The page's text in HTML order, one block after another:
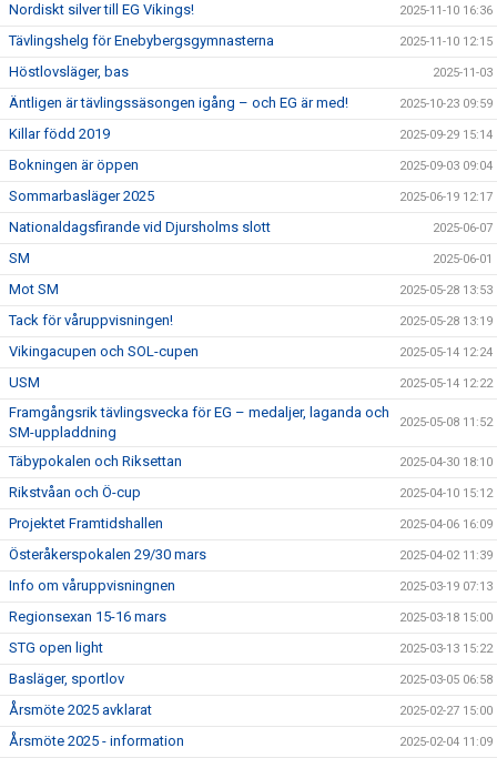
Nordiskt silver till EG Vikings! 2025-11-10 16:36
Tävlingshelg för Enebybergsgymnasterna 2025-11-10 12:15
Höstlovsläger, bas 2025-11-03
Äntligen är tävlingssäsongen igång – och EG är med! 2025-10-23 09:59
Killar född 2019 2025-09-29 15:14
Bokningen är öppen 2025-09-03 09:04
Sommarbasläger 2025 2025-06-19 12:17
Nationaldagsfirande vid Djursholms slott 2025-06-07
SM 2025-06-01
Mot SM 2025-05-28 13:53
Tack för våruppvisningen! 2025-05-28 13:19
Vikingacupen och SOL-cupen 2025-05-14 12:24
USM 2025-05-14 12:22
Framgångsrik tävlingsvecka för EG – medaljer, laganda och
SM-uppladdning
2025-05-08 11:52
Täbypokalen och Riksettan 2025-04-30 18:10
Rikstvåan och Ö-cup 2025-04-10 15:12
Projektet Framtidshallen 2025-04-06 16:09
Österåkerspokalen 29/30 mars 2025-04-02 11:39
Info om våruppvisningnen 2025-03-19 07:13
Regionsexan 15-16 mars 2025-03-18 15:00
STG open light 2025-03-13 15:22
Basläger, sportlov 2025-03-05 06:58
Årsmöte 2025 avklarat 2025-02-27 15:00
Årsmöte 2025 - information 2025-02-04 11:09